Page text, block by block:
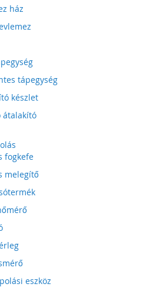
ház
tápegység
készlet
átalakító
fogkefe
melegítő
eszköz